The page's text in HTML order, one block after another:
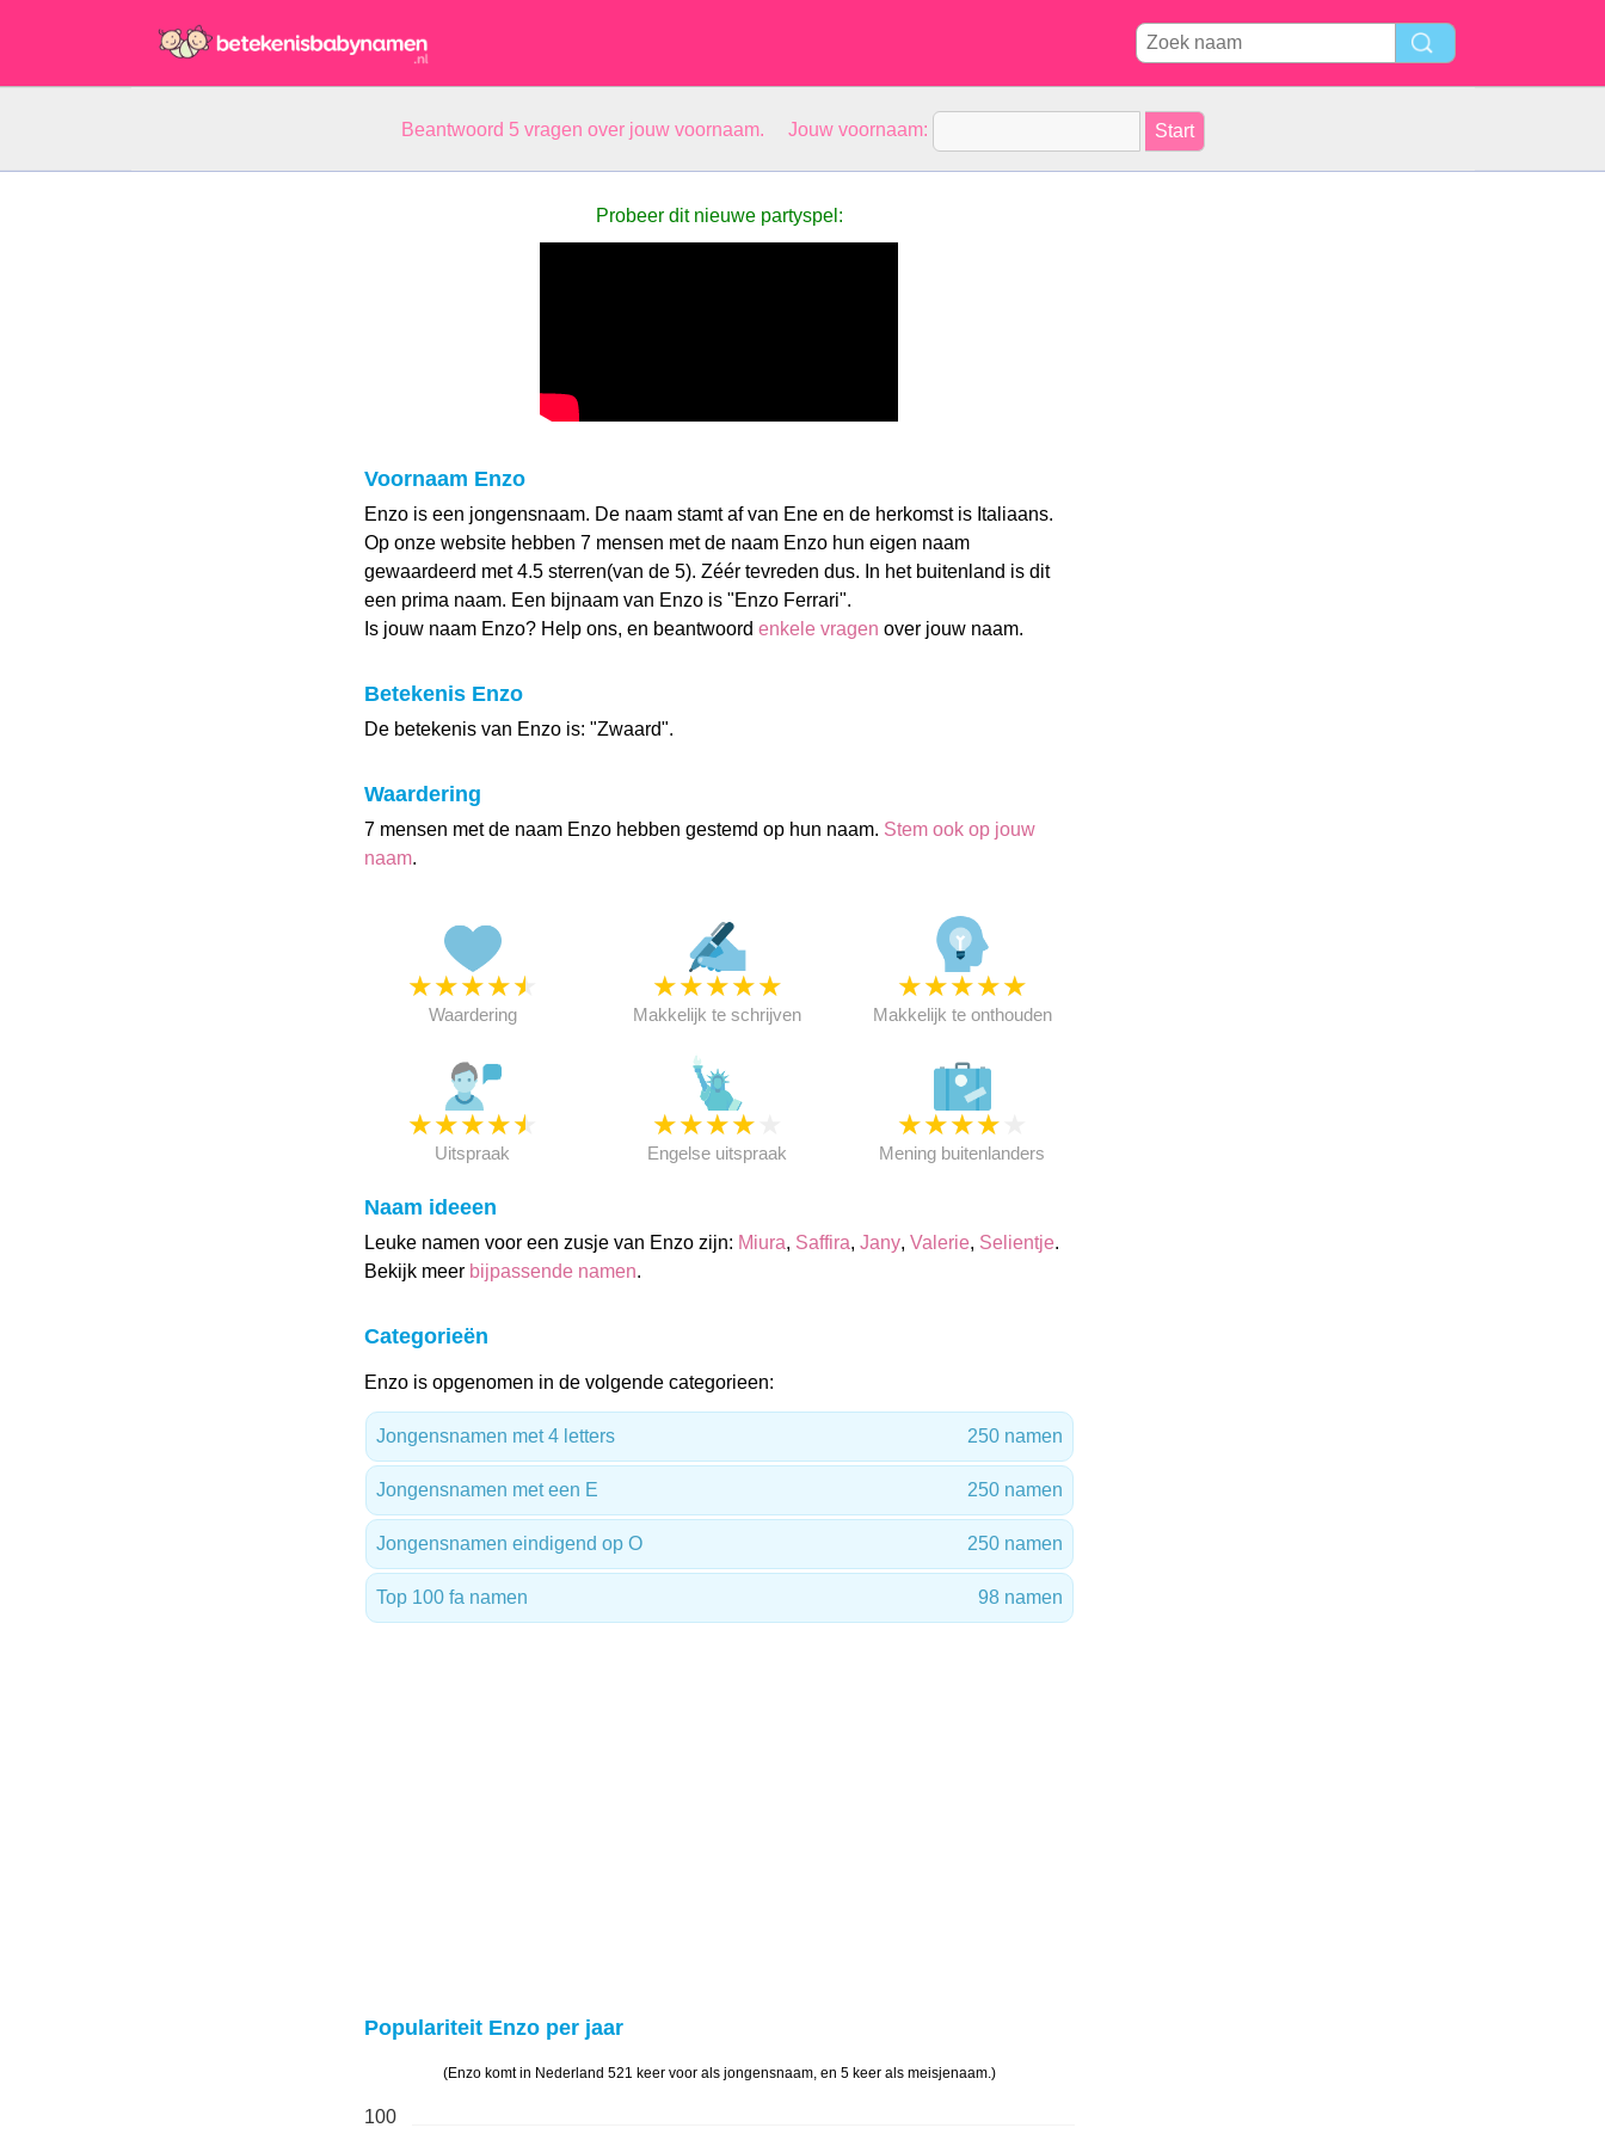
Beantwoord 5 vragen over jouw voornaam. Jouw voornaam:
Probeer dit nieuwe partyspel:
Voornaam Enzo
Enzo is een jongensnaam. De naam stamt af van Ene en de herkomst is Italiaans.
Op onze website hebben 7 mensen met de naam Enzo hun eigen naam
gewaardeerd met 4.5 sterren(van de 5). Zéér tevreden dus. In het buitenland is dit
een prima naam. Een bijnaam van Enzo is "Enzo Ferrari".
Is jouw naam Enzo? Help ons, en beantwoord enkele vragen over jouw naam.
Betekenis Enzo
De betekenis van Enzo is: "Zwaard".
Waardering
7 mensen met de naam Enzo hebben gestemd op hun naam. Stem ook op jouw
naam.
★★★★★
Waardering
★★★★★
Makkelijk te schrijven
★★★★★
Makkelijk te onthouden
★★★★★
Uitspraak
★★★★
Engelse uitspraak
★★★★
Mening buitenlanders
Naam ideeen
Leuke namen voor een zusje van Enzo zijn: Miura, Saffira, Jany, Valerie, Selientje.
Bekijk meer bijpassende namen.
Categorieën
Enzo is opgenomen in de volgende categorieen:
Jongensnamen met 4 letters 250 namen
Jongensnamen met een E 250 namen
Jongensnamen eindigend op O 250 namen
Top 100 fa namen 98 namen
Populariteit Enzo per jaar
(Enzo komt in Nederland 521 keer voor als jongensnaam, en 5 keer als meisjenaam.)
100